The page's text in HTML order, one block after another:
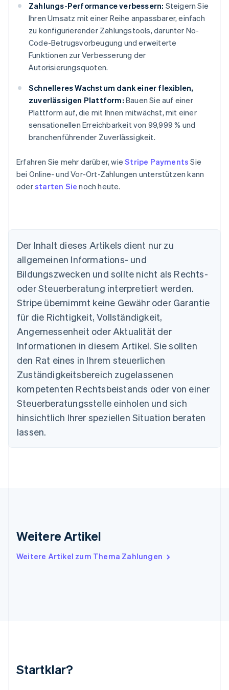
Zahlungs-Performance verbessern: Steigern Sie
Ihren Umsatz mit einer Reihe anpassbarer, einfach
zu konfigurierender Zahlungstools, darunter No-
Code-Betrugsvorbeugung und erweiterte
Funktionen zur Verbesserung der
Autorisierungsquoten.
Schnelleres Wachstum dank einer flexiblen,
zuverlässigen Plattform: Bauen Sie auf einer
Plattform auf, die mit Ihnen mitwächst, mit einer
sensationellen Erreichbarkeit von 99,999 % und
branchenführender Zuverlässigkeit.
Erfahren Sie mehr darüber, wieStripe Payments Sie
bei Online- und Vor-Ort-Zahlungen unterstützen kann
oderstarten Sie noch heute.
Der Inhalt dieses Artikels dient nur zu
allgemeinen Informations- und
Bildungszwecken und sollte nicht als Rechts-
oder Steuerberatung interpretiert werden.
Stripe übernimmt keine Gewähr oder Garantie
für die Richtigkeit, Vollständigkeit,
Angemessenheit oder Aktualität der
Informationen in diesem Artikel. Sie sollten
den Rat eines in Ihrem steuerlichen
Zuständigkeitsbereich zugelassenen
kompetenten Rechtsbeistands oder von einer
Steuerberatungsstelle einholen und sich
hinsichtlich Ihrer speziellen Situation beraten
lassen.
Weitere Artikel
Weitere Artikel zum Thema Zahlungen
Startklar?
Australien
English
Belgien
Bulgarien
English
Dänemark
English
Deutschland
Estland
English
Festlandchina
简体中文 English
Finnland
EnglishSvenska
FrançaisEnglish
Gibraltar
English
Griechenland
English
Indien
English
English
EnglishItaliano
Lettland
English
Mexiko